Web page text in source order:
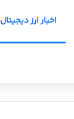
اخبار ارز دیجیتال